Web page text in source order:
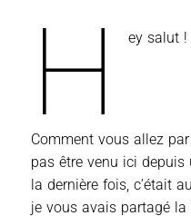
H ey salut !
Comment vous allez
pas être venu ici depuis
la dernière fois, c’était
je vous avais partagé la